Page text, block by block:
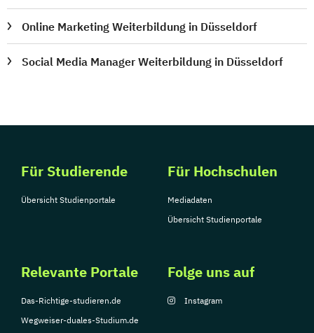
Online Marketing Weiterbildung in Düsseldorf
Social Media Manager Weiterbildung in Düsseldorf
Für Studierende
Übersicht Studienportale
Für Hochschulen
Mediadaten
Übersicht Studienportale
Relevante Portale
Das-Richtige-studieren.de
Wegweiser-duales-Studium.de
Folge uns auf
Instagram